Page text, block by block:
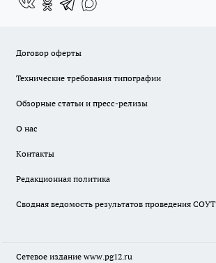
Договор оферты
Технические требования типографии
Обзорные статьи и пресс-релизы
О нас
Контакты
Редакционная политика
Сводная ведомость результатов проведения СОУТ
Сетевое издание www.pg12.ru